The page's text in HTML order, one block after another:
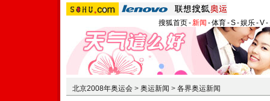
搜狐首页-新闻 -体育-S-娱乐-V-
北京2008年奥运会 > 奥运新闻 > 各界奥运新闻